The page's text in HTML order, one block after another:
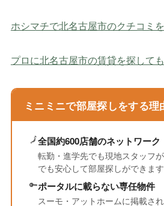
ホシマチで北名古屋市のクチコミ
プロに北名古屋市の賃貸を探して
ミニミニで部屋探しをする理
🗾全国約600店舗のネットワーク
転勤・進学先でも現地スタッフ
でも安心して部屋探しができます
🔑ポータルに載らない専任物件
スーモ・アットホームに掲載さ